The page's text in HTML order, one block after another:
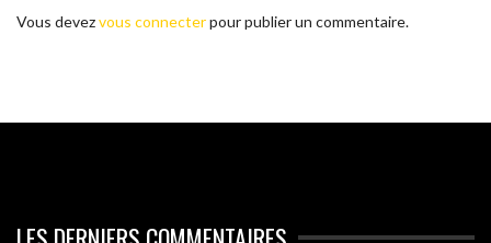
Vous devezvous connecterpour publier un commentaire.